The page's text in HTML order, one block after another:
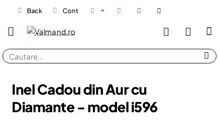
Back Cont
Cautare...
Inel Cadou din Aur cu
Diamante - model i596